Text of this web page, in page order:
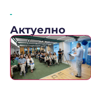
Актуелно